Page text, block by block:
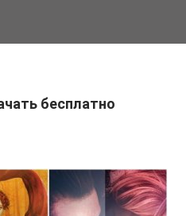
бесплатно